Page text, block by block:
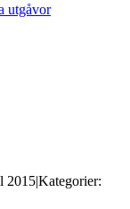
utgåvor
2015|Kategorier: